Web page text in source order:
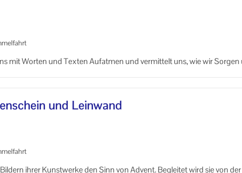
mit Wor­ten und Tex­ten Auf­at­men und ver­mit­telt uns, wie wir
und Lein­wand
ihrer Kunst­wer­ke den Sinn von Ad­vent. Be­glei­tet wird sie von